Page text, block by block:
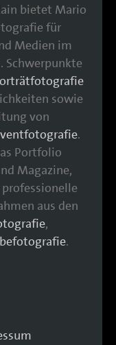
bietet Mario
für
Medien im
Schwerpunkte
sowie
von
.
Portfolio
Magazine,
professionelle
aus den
,
.